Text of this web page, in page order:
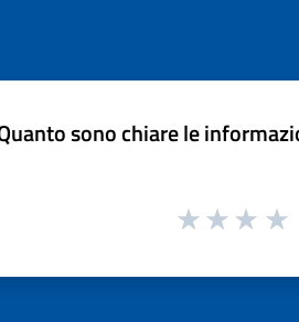
sono chiare le